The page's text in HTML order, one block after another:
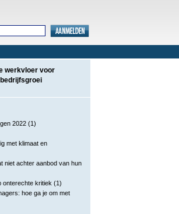
werkvloer voor
2022 (1)
met klimaat en
niet achter aanbod van hun
onterechte kritiek (1)
hoe ga je om met